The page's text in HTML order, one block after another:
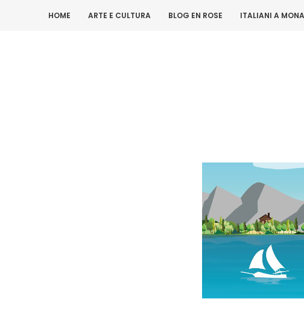
HOME ARTE E CULTURA BLOG EN ROSE ITALIANI A